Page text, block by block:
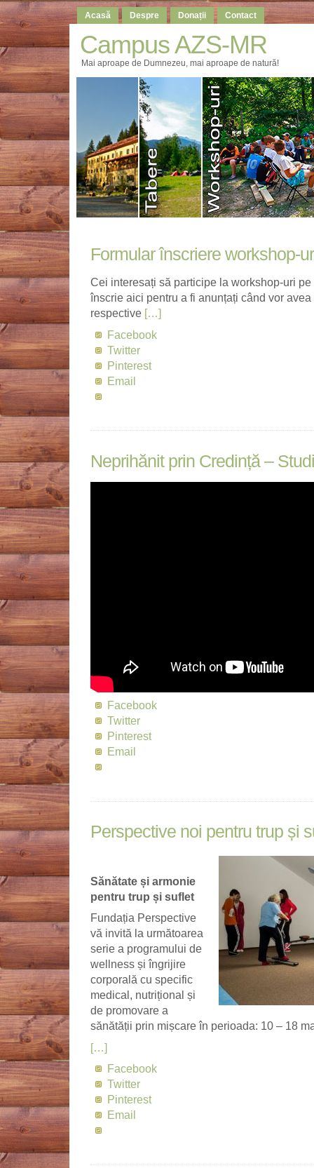
Acasă Despre Donații Contact
Campus AZS-MR
Mai aproape de Dumnezeu, mai aproape de natură!
Formular înscriere workshop-
Cei interesați să participe la workshop-uri pe
înscrie aici pentru a fi anunțați când vor
respective […]
Facebook
Twitter
Pinterest
Email
Neprihănit prin Credință –
Facebook
Twitter
Pinterest
Email
Perspective noi pentru trup și
Sănătate și armonie
pentru trup și suflet
Fundația Perspective
vă invită la următoarea
serie a programului de
wellness și îngrijire
corporală cu specific
medical, nutrițional și
de promovare a
sănătății prin mișcare în perioada: 10 – 18
[…]
Facebook
Twitter
Pinterest
Email